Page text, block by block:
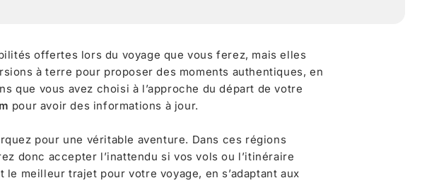
offertes lors du voyage que vous ferez, mais elles
à terre pour proposer des moments authentiques, en
que vous avez choisi à l’approche du départ de votre
pour avoir des informations à jour.
pour une véritable aventure. Dans ces régions
donc accepter l’inattendu si vos vols ou l’itinéraire
meilleur trajet pour votre voyage, en s’adaptant aux